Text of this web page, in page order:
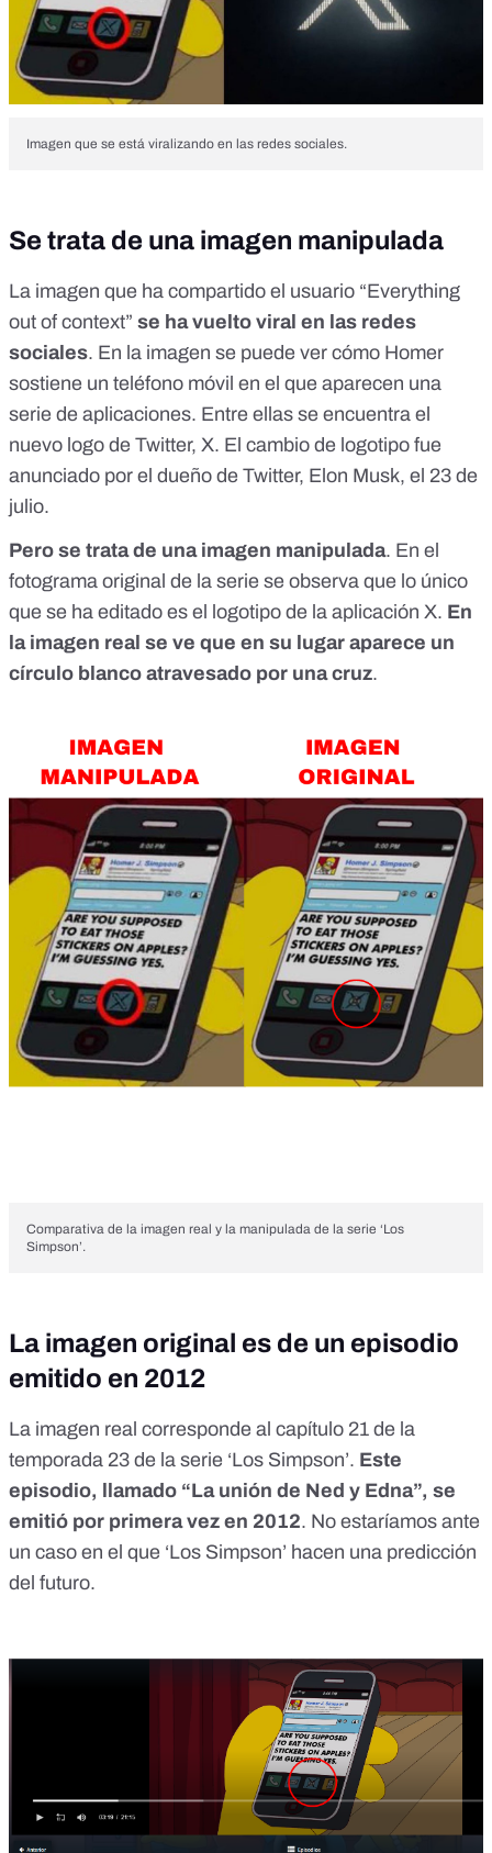
Imagen que se está viralizando en las redes sociales.
Se trata de una imagen manipulada
La imagen que ha compartido el usuario “Everything
out of context” se ha vuelto viral en las redes
sociales. En la imagen se puede ver cómo Homer
sostiene un teléfono móvil en el que aparecen una
serie de aplicaciones. Entre ellas se encuentra el
nuevo logo de Twitter, X. El cambio de logotipo fue
anunciado por el dueño de Twitter, Elon Musk, el 23 de
julio.
Pero se trata de una imagen manipulada. En el
fotograma original de la serie se observa que lo único
que se ha editado es el logotipo de la aplicación X. En
la imagen real se ve que en su lugar aparece un
círculo blanco atravesado por una cruz.
Comparativa de la imagen real y la manipulada de la serie ‘Los
Simpson’.
La imagen original es de un episodio
emitido en 2012
La imagen real corresponde al capítulo 21 de la
temporada 23 de la serie ‘Los Simpson’. Este
episodio, llamado “La unión de Ned y Edna”, se
emitió por primera vez en 2012. No estaríamos ante
un caso en el que ‘Los Simpson’ hacen una predicción
del futuro.